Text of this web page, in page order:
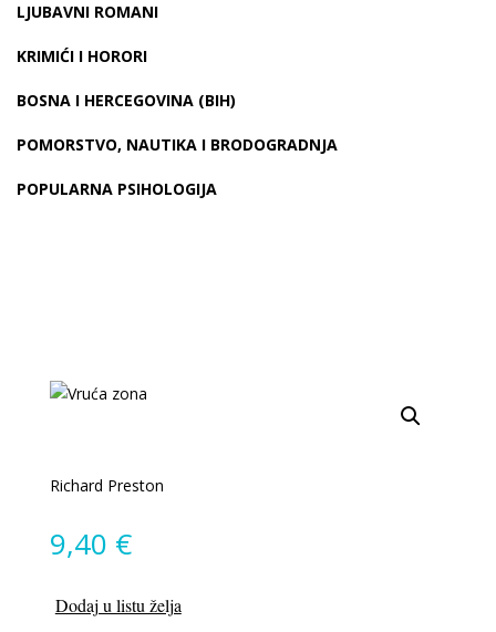
LJUBAVNI ROMANI
KRIMIĆI I HORORI
BOSNA I HERCEGOVINA (BIH)
POMORSTVO, NAUTIKA I BRODOGRADNJA
POPULARNA PSIHOLOGIJA
Richard Preston
9,40 €
Dodaj u listu želja